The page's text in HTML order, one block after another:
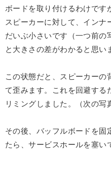
ボードを取り付けるわけで
スピーカーに対して、イン
だいぶ小さいです（一つ前の
と大きさの差がわかると思い
この状態だと、スピーカー
て歪みます。これを回避する
リミングしました。（次の写
その後、バッフルボードを
たら、サービスホールを塞い